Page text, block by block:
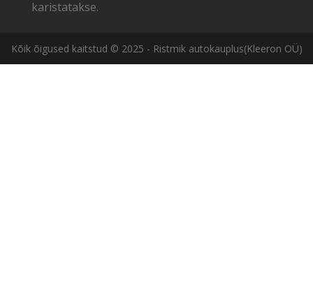
karistatakse.
Kõik õigused kaitstud © 2025 - Ristmik autokauplus(Kleeron OÜ)